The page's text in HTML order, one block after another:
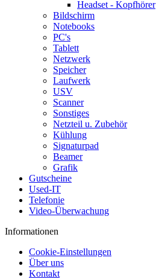
Headset - Kopfhörer
Bildschirm
Notebooks
PC's
Tablett
Netzwerk
Speicher
Laufwerk
USV
Scanner
Sonstiges
Netzteil u. Zubehör
Kühlung
Signaturpad
Beamer
Grafik
Gutscheine
Used-IT
Telefonie
Video-Überwachung
Informationen
Cookie-Einstellungen
Über uns
Kontakt